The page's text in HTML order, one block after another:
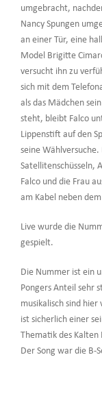
umgebracht,
Nancy Spungen
an einer Tür, eine
Model Brigitte
versucht ihn zu
sich mit dem
als das Mädchen
steht, bleibt Falco
Lippenstift auf den
seine
Satellitenschüsseln,
Falco und die Frau
am Kabel neben
Live wurde die
gespielt.
Die Nummer ist ein
Pongers Anteil sehr
musikalisch sind hier
ist sicherlich einer
Thematik des Kalten
Der Song war die B-